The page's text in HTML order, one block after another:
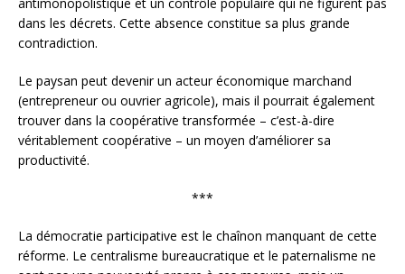
dans les décrets. Cette absence constitue sa plus grande
contradiction.
Le paysan peut devenir un acteur économique marchand
(entrepreneur ou ouvrier agricole), mais il pourrait également
trouver dans la coopérative transformée – c’est-à-dire
véritablement coopérative – un moyen d’améliorer sa
productivité.
***
La démocratie participative est le chaînon manquant de cette
réforme. Le centralisme bureaucratique et le paternalisme ne